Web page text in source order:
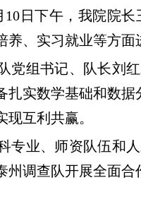
10 日下午，我院院
养、实习就业等方
党组书记、队长刘
扎实数学基础和数
互利共赢。
专业、师资队伍和
州调查队开展全面